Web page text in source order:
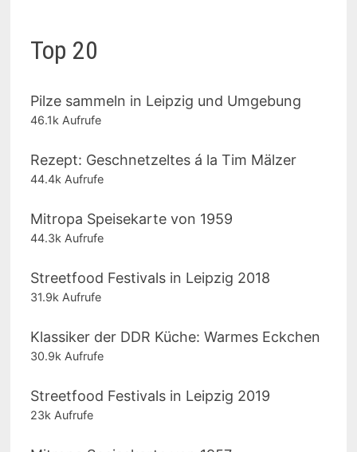
Top 20
Pilze sammeln in Leipzig und Umgebung
46.1k Aufrufe
Rezept: Geschnetzeltes á la Tim Mälzer
44.4k Aufrufe
Mitropa Speisekarte von 1959
44.3k Aufrufe
Streetfood Festivals in Leipzig 2018
31.9k Aufrufe
Klassiker der DDR Küche: Warmes Eckchen
30.9k Aufrufe
Streetfood Festivals in Leipzig 2019
23k Aufrufe